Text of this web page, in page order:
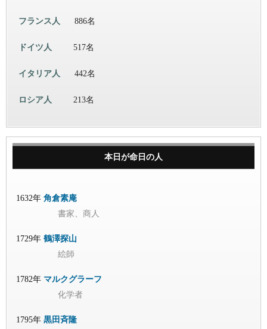
フランス人 886名
ドイツ人 517名
イタリア人 442名
ロシア人 213名
本日が命日の人
1632年 角倉素庵
書家、商人
1729年 鶴澤探山
絵師
1782年 マルクグラーフ
化学者
1795年 黒田斉隆